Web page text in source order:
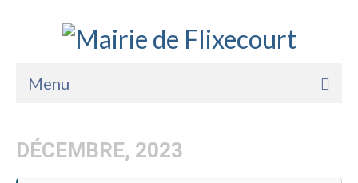
Menu
La Mairie
DÉCEMBRE, 2023